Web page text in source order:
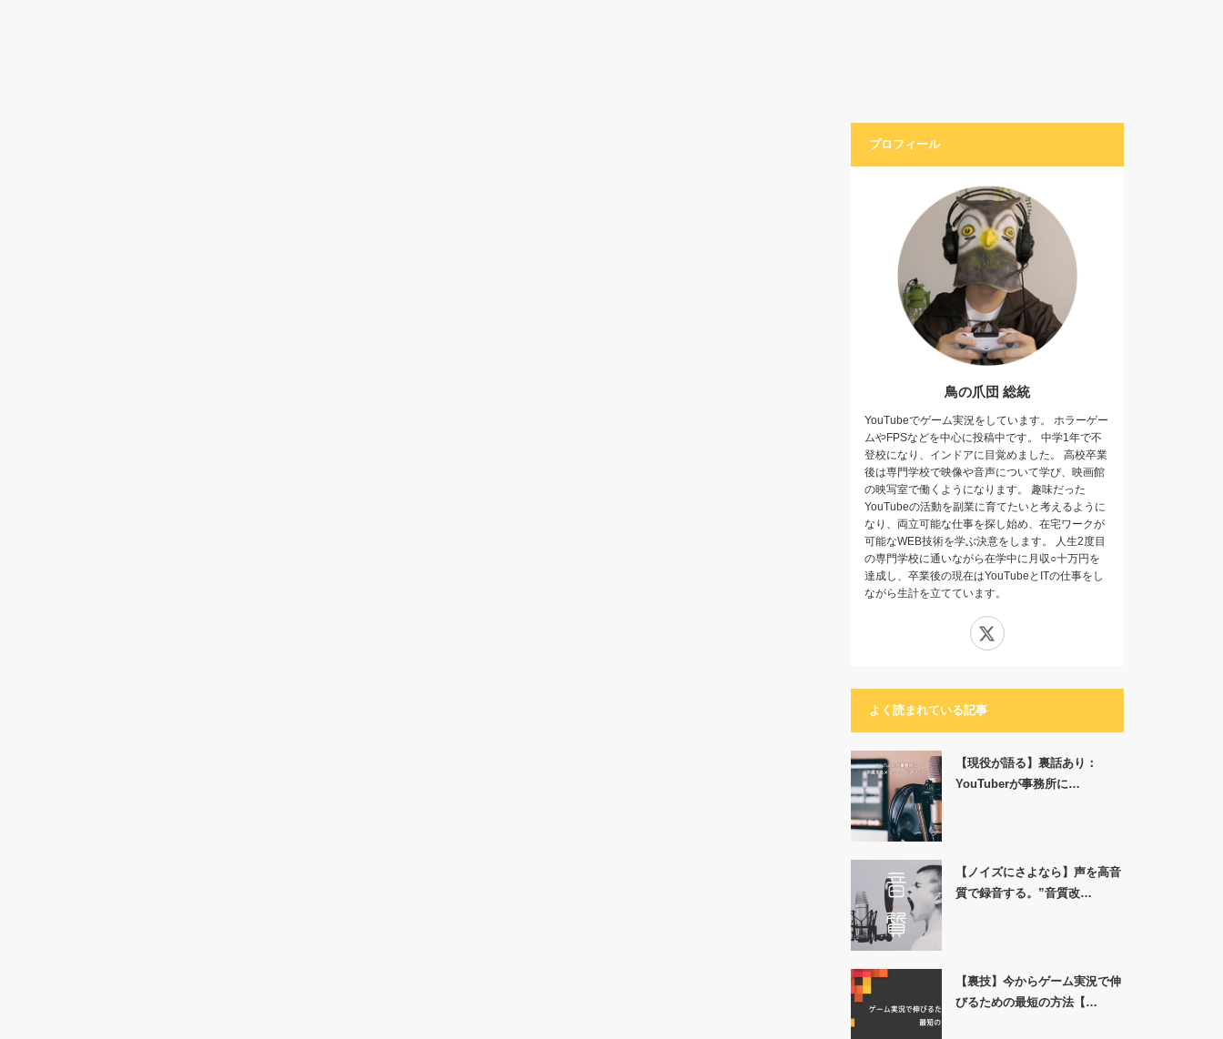
プロフィール
鳥の爪団 総統
YouTubeでゲーム実況をしています。 ホラーゲー
ムやFPSなどを中心に投稿中です。 中学1年で不
登校になり、インドアに目覚めました。 高校卒業
後は専門学校で映像や音声について学び、映画館
の映写室で働くようになります。 趣味だった
YouTubeの活動を副業に育てたいと考えるように
なり、両立可能な仕事を探し始め、在宅ワークが
可能なWEB技術を学ぶ決意をします。 人生2度目
の専門学校に通いながら在学中に月収○十万円を
達成し、卒業後の現在はYouTubeとITの仕事をし
ながら生計を立てています。
よく読まれている記事
【現役が語る】裏話あり：
YouTuberが事務所に…
【ノイズにさよなら】声を高音
質で録音する。”音質改…
【裏技】今からゲーム実況で伸
びるための最短の方法【…